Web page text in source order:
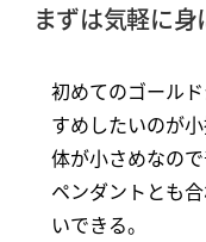
まずは気軽に
初めてのゴール
すめしたいのが
体が小さめなの
ペンダントとも
いできる。